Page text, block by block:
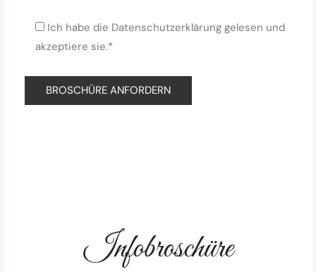
Ich habe die Datenschutzerklärung gelesen und
akzeptiere sie.*
Infobroschüre